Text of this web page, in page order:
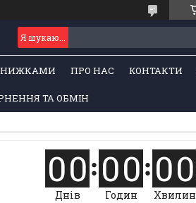
ПРО НАС КОНТАКТИ
ТА ОБМІН
00
Днів
00
Годин
00
Хвилин